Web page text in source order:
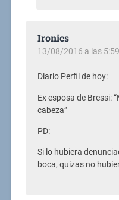
Ironics
13/08/2016 a las
Diario Perfil de hoy:
Ex esposa de Bressi:
cabeza”
PD:
Si lo hubiera
boca, quizas no